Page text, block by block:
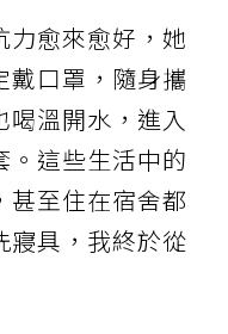
力愈來愈好，她
戴口罩，隨身攜
溫開水，進入
。這些生活中的
甚至住在宿舍都
寢具，我終於從